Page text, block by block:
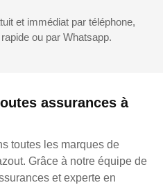
assurances à
toutes les marques de
Grâce à notre équipe de
et experte en
et immédiat par téléphone,
ou par Whatsapp.